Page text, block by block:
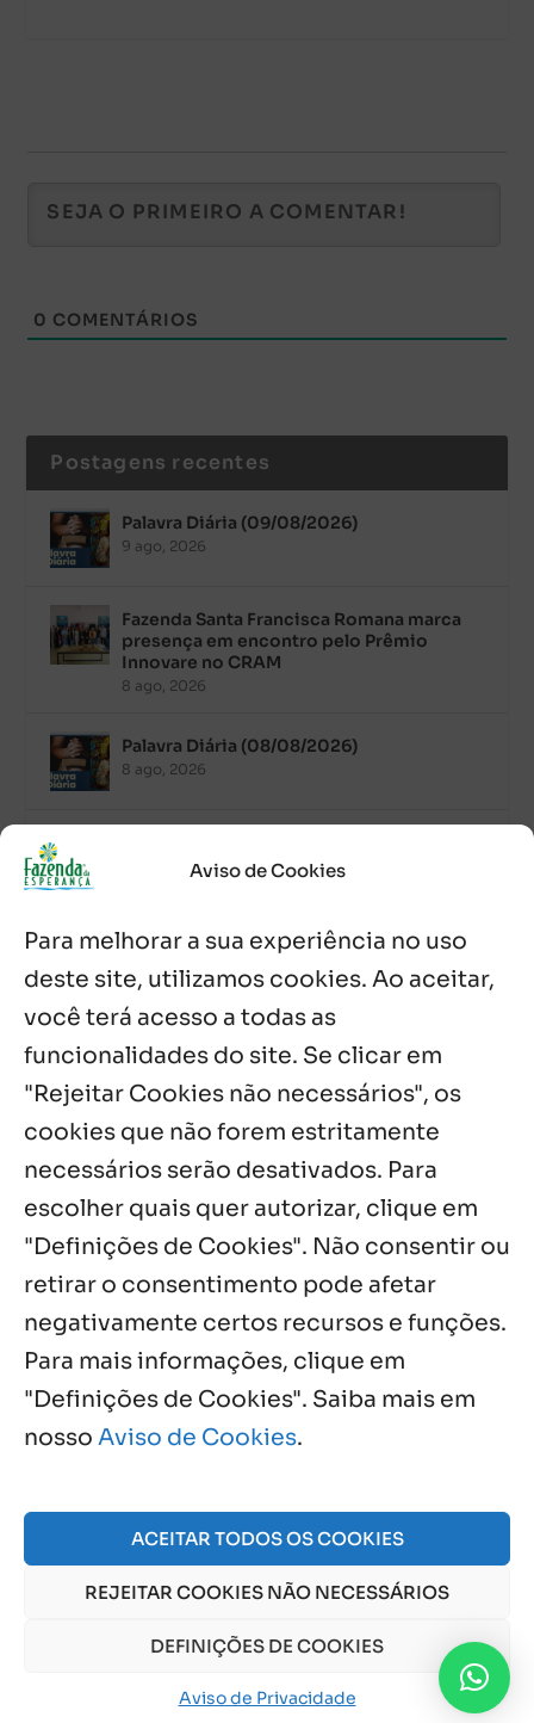
Aviso de Cookies
Para melhorar a sua experiência no uso
deste site, utilizamos cookies. Ao aceitar,
você terá acesso a todas as
funcionalidades do site. Se clicar em
"Rejeitar Cookies não necessários", os
cookies que não forem estritamente
necessários serão desativados. Para
escolher quais quer autorizar, clique em
"Definições de Cookies". Não consentir ou
retirar o consentimento pode afetar
negativamente certos recursos e funções.
Para mais informações, clique em
"Definições de Cookies". Saiba mais em
nosso Aviso de Cookies.
ACEITAR TODOS OS COOKIES
REJEITAR COOKIES NÃO NECESSÁRIOS
DEFINIÇÕES DE COOKIES
Aviso de Privacidade
0 COMENTÁRIOS
Postagens recentes
Palavra Diária (09/08/2026)
9 ago, 2026
Fazenda Santa Francisca Romana marca
presença em encontro pelo Prêmio
Innovare no CRAM
8 ago, 2026
Palavra Diária (08/08/2026)
8 ago, 2026
Sopão da Comunidade Mata Redonda
Es de Chapala celebram perseverança e
missão em encontro
7 ago, 2026
Palavra Diária (07/08/2026)
Notícias por Categoria
Próximos Eventos
Agosto, 2026
da Esperança. CNPJ: 48555775000150 |
Aviso de Cookies
eAviso de Privacidade